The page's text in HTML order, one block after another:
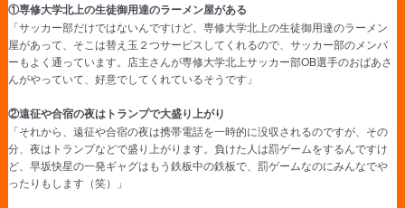
①専修大学北上の生徒御用達のラーメン屋がある
「サッカー部だけではないんですけど、専修大学北上の生徒御用達のラーメン
屋があって、そこは替え玉２つサービスしてくれるので、サッカー部のメンバ
ーもよく通っています。店主さんが専修大学北上サッカー部OB選手のおばあさ
んがやっていて、好意でしてくれているそうです」
②遠征や合宿の夜はトランプで大盛り上がり
「それから、遠征や合宿の夜は携帯電話を一時的に没収されるのですが、その
分、夜はトランプなどで盛り上がります。負けた人は罰ゲームをするんですけ
ど、早坂快星の一発ギャグはもう鉄板中の鉄板で、罰ゲームなのにみんなでや
ったりもします（笑）」